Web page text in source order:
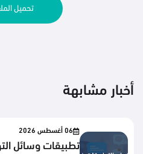
تحميل
أخبار مشابهة
06 أغسطس 2026
تطبيقات وسائل